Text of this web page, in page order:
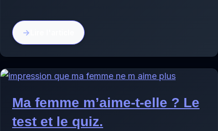
Ma femme m’aime-t-elle ? Le
test et le quiz.